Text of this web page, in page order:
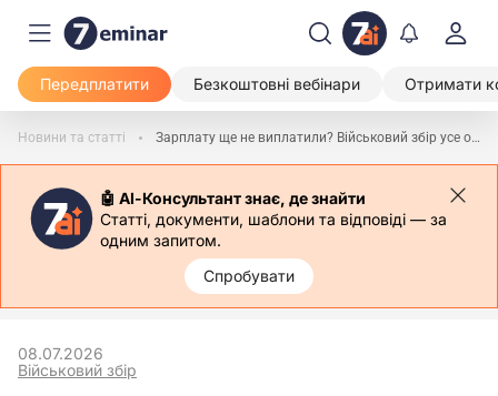
Передплатити Безкоштовні вебінари Отримати
Новини та статті Зарплату ще не виплатили? Військовий збір усе одно доведеться сплатити
🤖 АІ-Консультант знає, де знайти
Статті, документи, шаблони та відповіді — за
одним запитом.
Спробувати
Військовий збір
08.07.2026